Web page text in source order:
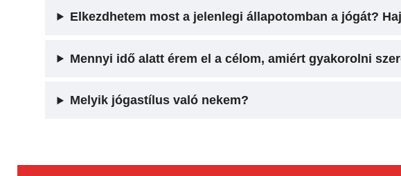
Elkezdhetem most a jelenlegi állapotomban a jógát?
Mennyi idő alatt érem el a célom, amiért gyakorolni
Melyik jógastílus való nekem?